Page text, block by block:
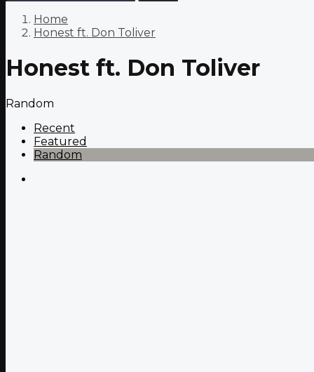
Home
Honest ft. Don Toliver
Honest ft. Don Toliver
Random
Recent
Featured
Random